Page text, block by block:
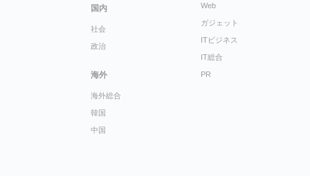
国内
社会
政治
海外
海外総合
韓国
中国
Web
ガジェット
ITビジネス
IT総合
PR